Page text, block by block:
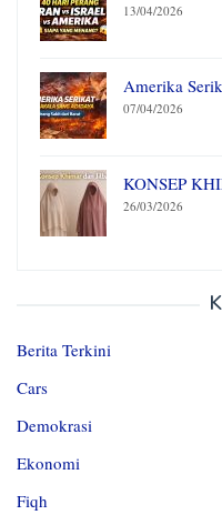
13/04/2026
Amerika
07/04/2026
KONSEP
26/03/2026
Berita Terkini
Cars
Demokrasi
Ekonomi
Fiqh